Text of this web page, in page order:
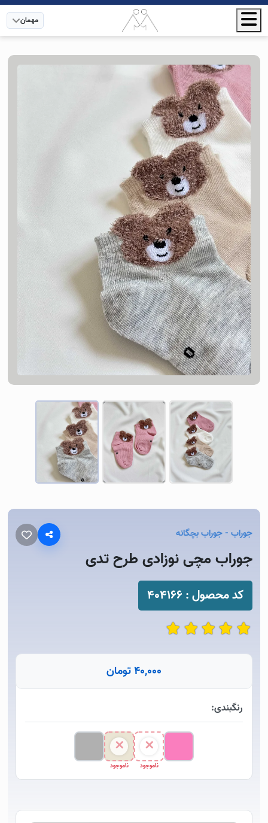
مهمان
جوراب -جوراب بچگانه
جوراب مچی نوزادی طرح تدی
کد محصول :404166
40,000 تومان
رنگبندی:
ناموجود ناموجود